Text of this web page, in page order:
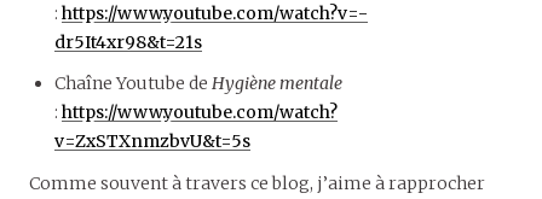
: https://www.youtube.com/watch?v=-
dr5It4xr98&t=21s
Chaîne Youtube de Hygiène mentale
: https://www.youtube.com/watch?
v=ZxSTXnmzbvU&t=5s
Comme souvent à travers ce blog, j’aime à rapprocher